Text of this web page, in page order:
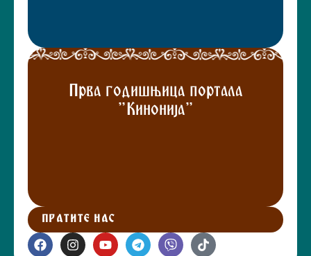
Прва годишњица портала
"Кинонија"
ПРАТИТЕ НАС